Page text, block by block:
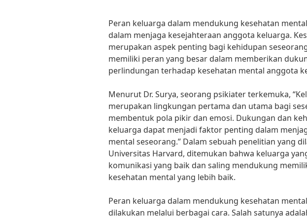
Peran keluarga dalam mendukung kesehatan
dalam menjaga kesejahteraan anggota keluarga.
merupakan aspek penting bagi kehidupan
memiliki peran yang besar dalam memberikan
perlindungan terhadap kesehatan mental anggota
Menurut Dr. Surya, seorang psikiater terkemuka,
merupakan lingkungan pertama dan utama bagi
membentuk pola pikir dan emosi. Dukungan dan
keluarga dapat menjadi faktor penting dalam
mental seseorang.” Dalam sebuah penelitian yang
Universitas Harvard, ditemukan bahwa keluarga
komunikasi yang baik dan saling mendukung
kesehatan mental yang lebih baik.
Peran keluarga dalam mendukung kesehatan
dilakukan melalui berbagai cara. Salah satunya